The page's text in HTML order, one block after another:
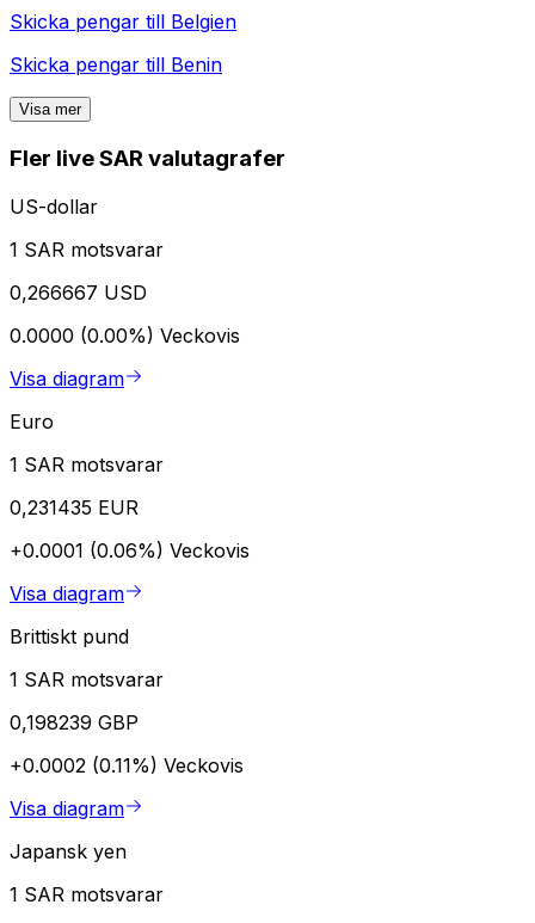
Skicka pengar till Belgien
Skicka pengar till Benin
Visa mer
Fler live SAR valutagrafer
US-dollar
1 SAR motsvarar
0,266667 USD
0.0000 (0.00%) Veckovis
Visa diagram
Euro
1 SAR motsvarar
0,231435 EUR
+0.0001 (0.06%) Veckovis
Visa diagram
Brittiskt pund
1 SAR motsvarar
0,198239 GBP
+0.0002 (0.11%) Veckovis
Visa diagram
Japansk yen
1 SAR motsvarar